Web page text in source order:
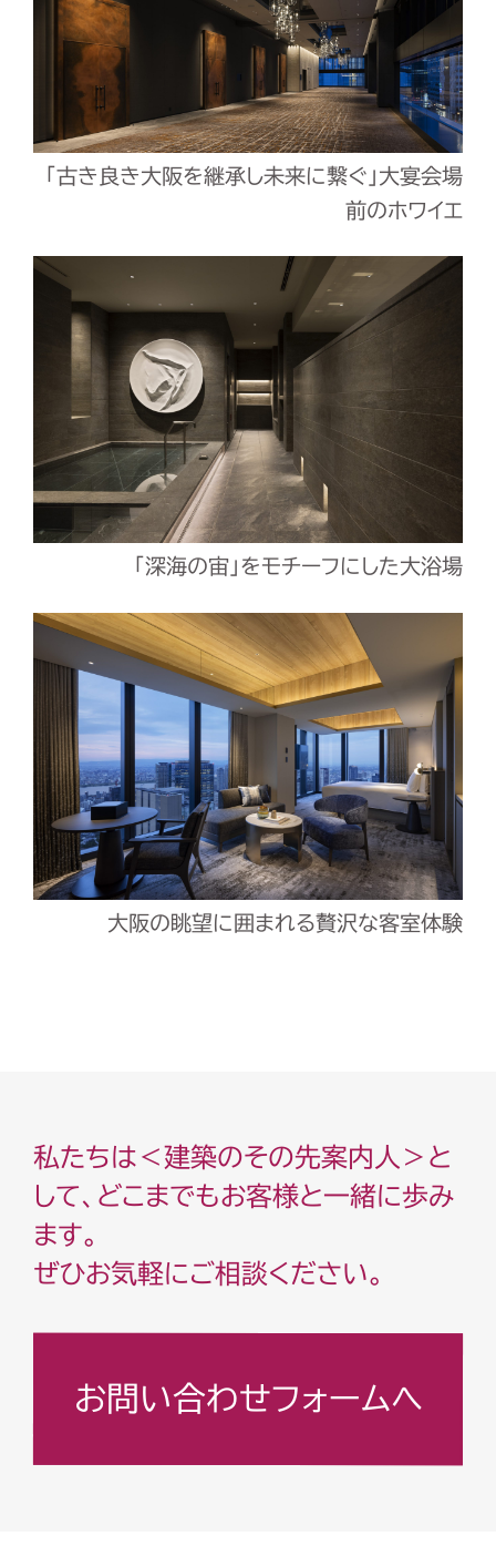
「古き良き大阪を継承し未来に繋ぐ」大宴会場
前のホワイエ
「深海の宙」をモチーフにした大浴場
大阪の眺望に囲まれる贅沢な客室体験
私たちは＜建築のその先案内人＞と
して、どこまでもお客様と一緒に歩み
ます。
ぜひお気軽にご相談ください。
お問い合わせフォームへ